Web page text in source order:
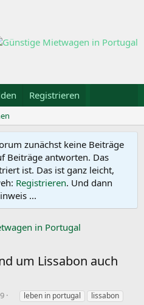
Kalender
Registrieren
zunächst keine Beiträge
Beiträge antworten. Das
ist. Das ist ganz leicht,
Registrieren. Und dann
...
um Lissabon auch
Sleben in portugal lissabon